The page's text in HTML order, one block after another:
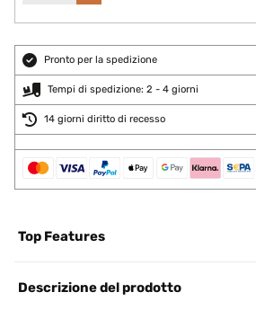
Pronto per la spedizione
Tempi di spedizione: 2 - 4 giorni
14 giorni diritto di recesso
Top Features
Descrizione del prodotto